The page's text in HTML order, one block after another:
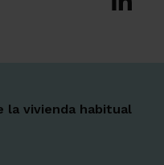
la vivienda habitual